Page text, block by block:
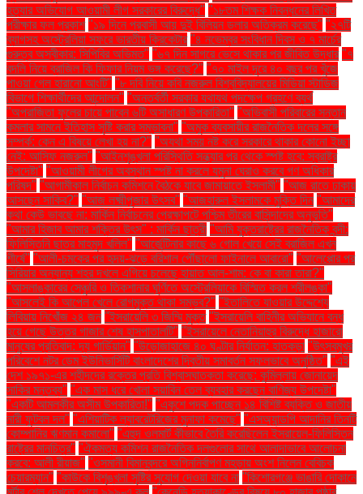
হত্যার অভিযোগ আওয়ামী লীগ সরকারের বিরুদ্ধে" "১৮তম শিক্ষক নিবন্ধনের লিখিত
পরীক্ষার ফল প্রকাশ "১৯ দিনে প্রবাসী আয় দুই বিলিয়ন ডলার অতিক্রম করেছে" "২৭টি
ব্যাগসহ অস্ট্রেলিয়া সফরে ভারতীয় ক্রিকেটার "৪ নভেম্বর সংবিধান দিবস ও ৭ মার্চের
গুরুত্ব অস্বীকার: সিপিবির অভিমত" "৬৭ দিন সাগরে ভেসে থাকার পর জীবিত উদ্ধার "৭
বদলি নিয়ে ব্রাজিল কি ফিফার নিয়ম ভঙ্গ করেছে?" "৭০ মাইল দূরে ৪০ বছর পর খুঁজে
পাওয়া গেল হারানো আংটি" "৮ দবি নিয়ে কবি নজরুল বিশ্ববিদ্যালয়ের মিডিয়া স্টাডিজ
বিভাগে শিক্ষার্থীদের আন্দোলন" "অন্তর্বর্তী সরকার যথাযথ পদক্ষেপ গ্রহণে ব্যর্থ
"অপরাজিতা ফুলের চায়ে পাবেন ৬টি অসাধারণ উপকারিতা" "অভিবাসী পরিবারের সন্তান
কমলার সামনে ইতিহাস সৃষ্টি করার সম্ভাবনা" "অমুক ব্যবসায়ীর রাজনৈতিক দলের সঙ্গে
সম্পর্ক: কেন এ বিষয়ে লেখা হয় না?" "অযথা সময় নষ্ট করে সরকারে থাকার কোনো ইচ্ছা
নেই: আসিফ নজরুল" "আইনশৃঙ্খলা পরিস্থিতি সন্ধ্যার পর থেকে স্পষ্ট হবে: স্বরাষ্ট্র
উপদেষ্টা" "আওয়ামী লীগের অবস্থান স্পষ্ট না করলে যমুনা ঘেরাও করবে গণ অধিকার
পরিষদ" "আগামীকাল নির্বাচন কমিশনে বৈঠকে যাবে জামায়াতে ইসলামী" "আজ রাতে ঢাকায়
আসছেন সাকিব?" "আজ লক্ষ্মীপূজার উৎসব" "আজহারুল ইসলামকে মুক্তি দিন "আমাদের
কথা কেউ ভাবছে না: মার্কিন নির্বাচনের প্রেক্ষাপটে পশ্চিম তীরের বাসিন্দাদের অনুভূতি"
"আমার হিজাব আমার শক্তির উৎস" : মার্কিন ছাত্রী "আমি যুক্তরাষ্ট্রের রাজনৈতিক বন্দী:
ফিলিস্তিনি ছাত্র মাহমুদ খলিল" "আর্জেন্টিনার কাছে ৬ গোল খেয়ে সেই ব্রাজিল এখন
শীর্ষে" "আলী-চমকের পর হৃদয়-ঝড়ে বরিশাল পৌঁছালো ফাইনালে আবারো" "আলেপ্পোর পর
সিরিয়ার অন্যান্য শহর দখলে এগিয়ে চলেছে হায়াত আল-শাম: কে বা কারা তারা?"
"আসলাঙ্কারের সেঞ্চুরি ও তিকশানার ঘূর্ণিতে অস্ট্রেলিয়াকে বিস্মিত করল শ্রীলঙ্কা"
"আসলেই কি আপেল খেলে রোগমুক্ত থাকা সম্ভব?" "ইতালিতে যাওয়ার উদ্দেশ্যে
লিবিয়ায় নিখোঁজ ২৪ জন "ইসরায়েলি ৩ জিম্মি মুক্ত "ইসরায়েলি বাহিনীর অভিযানে বন্ধ
হয়ে গেছে উত্তর গাজার শেষ হাসপাতালটি" "ইসরায়েলে নেতানিয়াহুর বিরুদ্ধে হাজারো
মানুষের প্রতিবাদ: দ্য গার্ডিয়ান" "উড়োজাহাজে ৪০ ঘণ্টার নির্যাতন: হাতকড়া "উৎসবমুখর
পরিবেশে নটর ডেম ইউনিভার্সিটি বাংলাদেশের দ্বিতীয় সমাবর্তন সফলভাবে অনুষ্ঠিত" "এই
দেশ ১৯৭১-এর শহীদদের রক্তের প্রতি বিশ্বাসঘাতকতা করেছে: কুমিল্লায় জোনায়েদ
সাকির মন্তব্য" "এক মাস ধরে খোলা সয়াবিন তেল ব্যবহার করছেন বাণিজ্য উপদেষ্টা"
"একটি আমলকীর অসীম উপকারিতা!" "একুশে পদক পাচ্ছেন ১৪ বিশিষ্ট ব্যক্তি ও জাতীয়
নারী ফুটবল দল" "এশিয়াটিক ল্যাবরেটরিজের মুনাফা কমেছে" "এসঅ্যান্ডপি আদানির তিনটি
কোম্পানির ঋণমান কমালো" "এহুদ ওলমার্ট কীভাবে তৈরি করেছিলেন ইসরায়েল-ফিলিস্তিন
রাষ্ট্রের মানচিত্র" "ঐকমত্য কমিশন রাজনৈতিক দলগুলোর সাথে আলাদাভাবে আলোচনা
করবে: আলী রীয়াজ" "ওসমানী বিমানবন্দরে অগ্নিনির্বাপণ মহড়ায় অংশ নিলেন বেবিচক
চেয়ারম্যান" "কাউকে বিশৃঙ্খলা সৃষ্টির সুযোগ দেওয়া যাবে না "কিশোরগঞ্জে ভাঙারি দোকানে